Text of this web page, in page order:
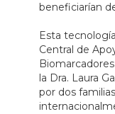
beneficiarían
Esta
Central de
la Dra. Laura
por dos